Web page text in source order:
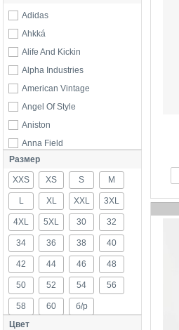
Adidas
Ahkká
Alife And Kickin
Alpha Industries
American Vintage
Angel Of Style
Aniston
Anna Field
Armani Exchange
B.Young
Barbour
Basler
Betty Barclay
BIZUU
Bogner
BOMBOOGIE
Born Living Yoga
Calvin Klein
Размер
XXS XS S M
L XL XXL 3XL
4XL 5XL 30 32
34 36 38 40
42 44 46 48
50 52 54 56
58 60
б/р
Цвет